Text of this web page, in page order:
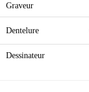
Graveur
Dentelure
Dessinateur